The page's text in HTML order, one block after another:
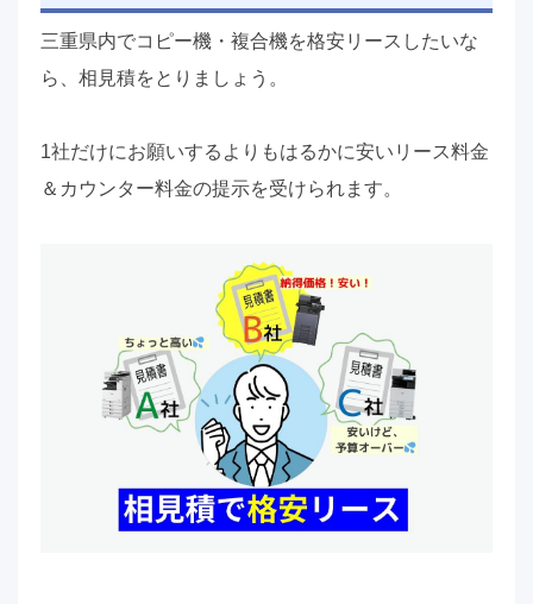
三重県内でコピー機・複合機を格安リースしたいな
ら、相見積をとりましょう。
1社だけにお願いするよりもはるかに安いリース料金
＆カウンター料金の提示を受けられます。